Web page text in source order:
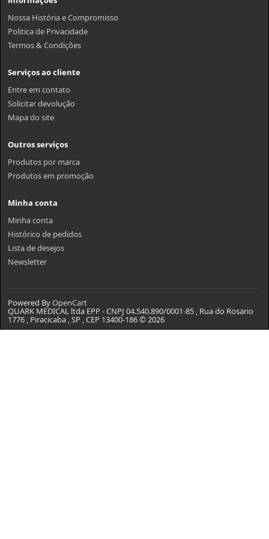
Nossa História e Compromisso
Politica de Privacidade
Termos & Condições
Serviços ao cliente
Entre em contato
Solicitar devolução
Mapa do site
Outros serviços
Produtos por marca
Produtos em promoção
Minha conta
Minha conta
Histórico de pedidos
Lista de desejos
Newsletter
Powered ByOpenCart
QUARK MEDICAL ltda EPP - CNPJ 04.540.890/0001-85 , Rua do Rosario
1776 , Piracicaba , SP , CEP 13400-186 © 2026